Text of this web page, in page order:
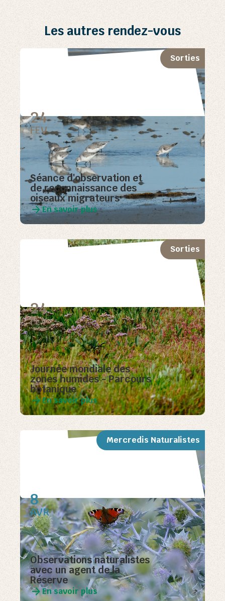
Les autres rendez-vous
Sorties
Séance d'observation et
de reconnaissance des
oiseaux migrateurs
En savoir plus
24
FEV
Sorties
Journée mondiale des
zones humides - Parcours
botanique
En savoir plus
24
FEV
Mercredis Naturalistes
Observations naturalistes
avec un agent de la
Réserve
En savoir plus
8
AVR